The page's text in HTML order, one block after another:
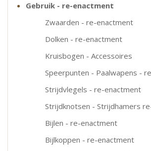
Gebruik - re-enactment
Zwaarden - re-enactment
Dolken - re-enactment
Kruisbogen - Accessoires
Speerpunten - Paalwapens -
Strijdvlegels - re-enactment
Strijdknotsen - Strijdhamers
Bijlen - re-enactment
Bijlkoppen - re-enactment